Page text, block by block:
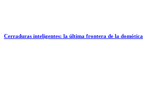
Cerraduras inteligentes: la última frontera de la domótica